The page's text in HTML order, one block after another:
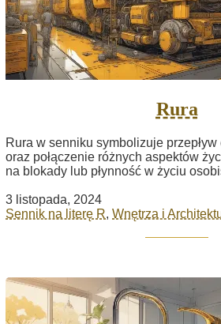
Rura
Rura w senniku symbolizuje
oraz połączenie różnych aspektów
na blokady lub płynność w życiu
3 listopada, 2024
Sennik na literę R, Wnętrza i